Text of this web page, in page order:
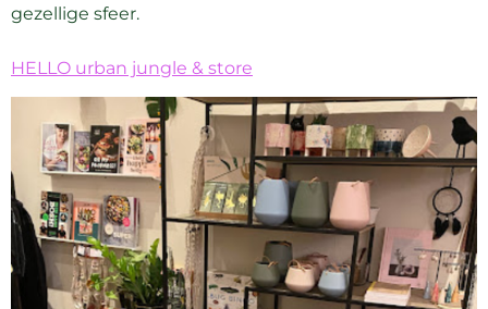
gezellige sfeer.
HELLO urban jungle & store